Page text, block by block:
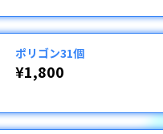
ポリゴン31個
¥1,800